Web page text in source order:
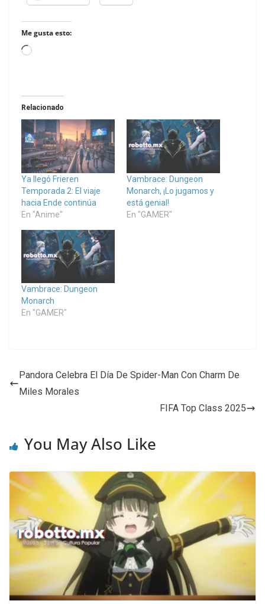
Me gusta esto:
Loading…
Relacionado
Ya llegó Frieren
Temporada 2: El viaje
hacia Ende continúa
En "Anime"
Vambrace: Dungeon
Monarch, ¡Lo jugamos y
está genial!
En "GAMER"
Vambrace: Dungeon
Monarch
En "GAMER"
Pandora Celebra El Día De Spider-Man Con Charm De
Miles Morales
FIFA Top Class 2025
You May Also Like